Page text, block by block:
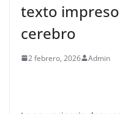
texto
cerebro
2 febrero, 2026 Admin